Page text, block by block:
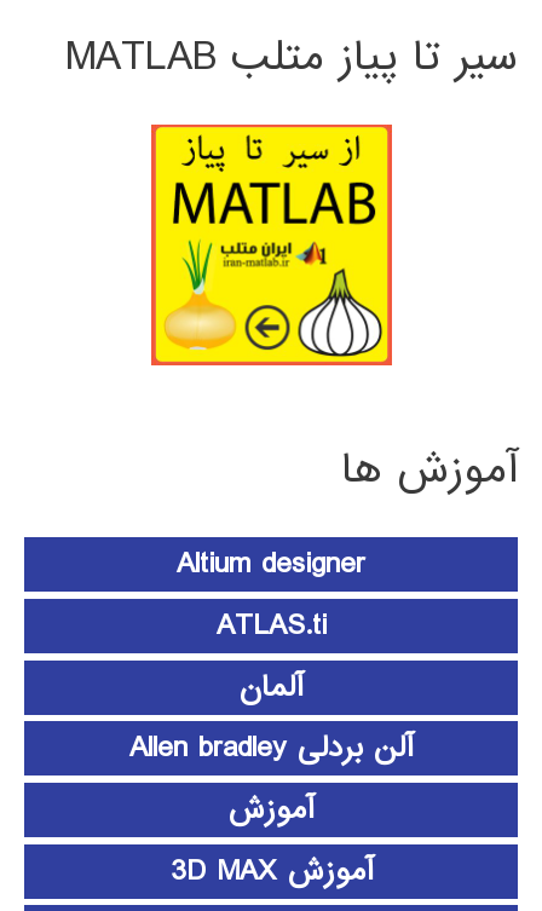
سیر تا پیاز متلب MATLAB
آموزش ها
Altium designer
ATLAS.ti
آلمان
آلن بردلی Allen bradley
آموزش
آموزش 3D MAX